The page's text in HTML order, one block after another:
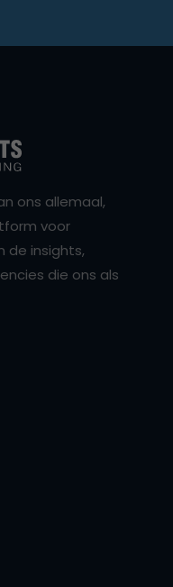
ons allemaal,
voor
de insights,
die ons als